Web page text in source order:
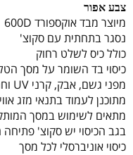
צבע אפור
מיוצר מבד אוקספורד 600D
נסגר בתחתית עם סקוצ'
כולל כיס לשלט רחוק
כיסוי בד השומר על מסך
מפני גשם, אבק, קרני UV וחרקים.
מתוכנן לעמוד בתנאי מזג
מתאים לשימוש במסך
בגב הכיסוי יש סקוצ'
כיסוי אוניברסלי לכל מסך